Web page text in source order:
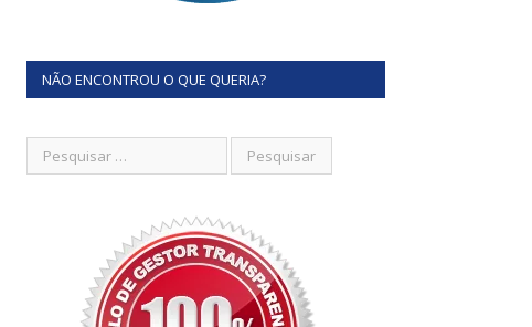
NÃO ENCONTROU O QUE QUERIA?